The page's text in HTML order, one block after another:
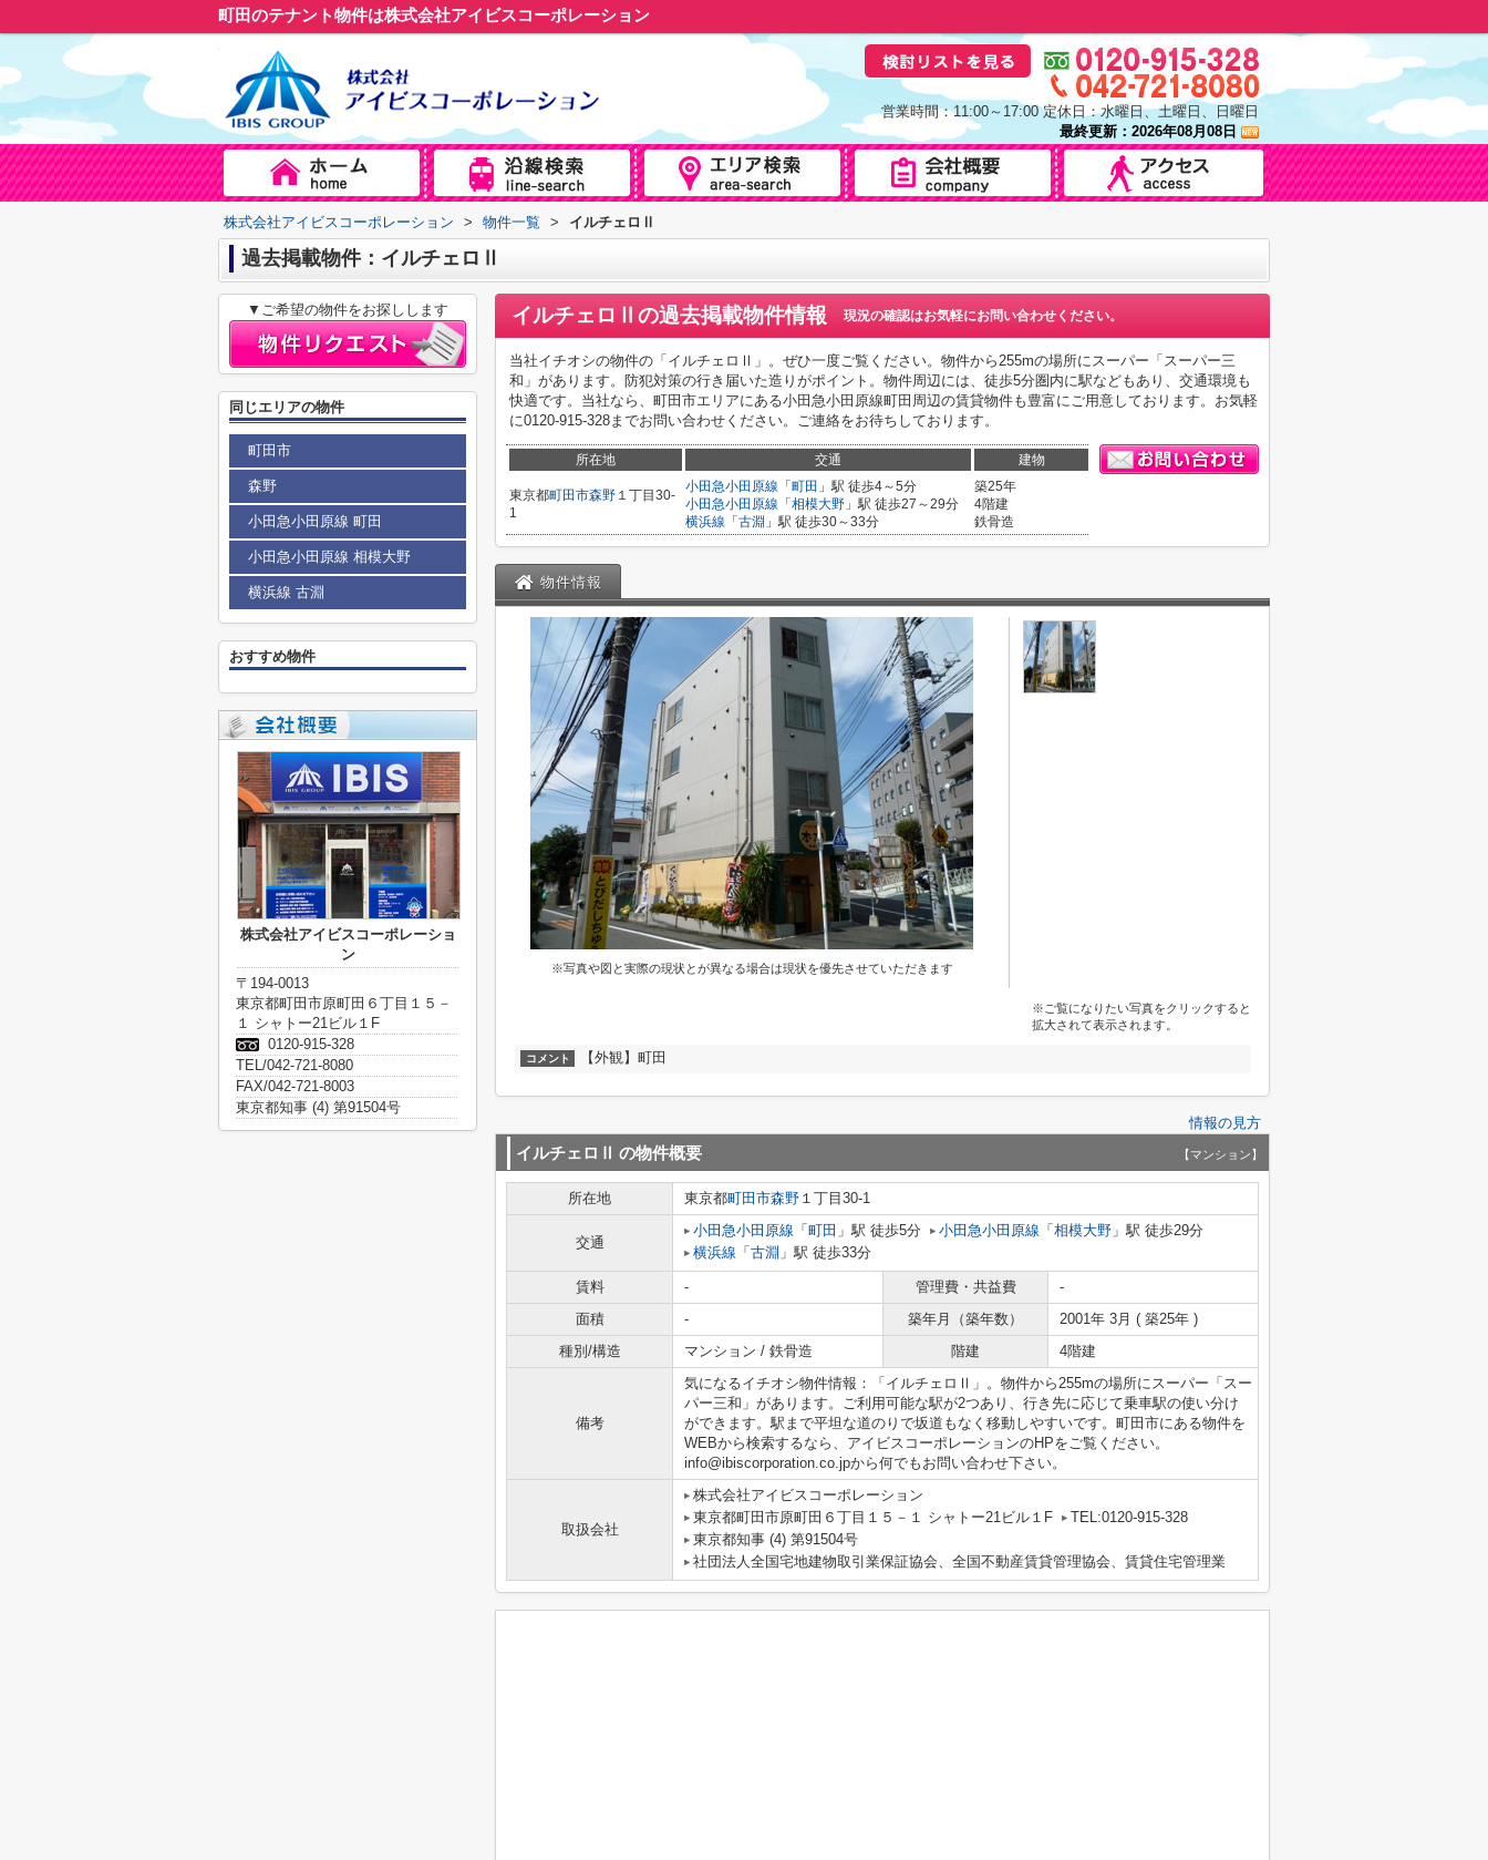
町田のテナント物件は株式会社アイビスコーポレーション
営業時間：11:00～17:00 定休日：水曜日、土曜日、日曜日
最終更新：2026年08月08日
株式会社アイビスコーポレーション > 物件一覧 > イルチェロⅡ
過去掲載物件：イルチェロⅡ
イルチェロⅡ の過去掲載物件情報 現況の確認はお気軽にお問い合わせください。
当社イチオシの物件の「イルチェロⅡ」。ぜひ一度ご覧ください。物件から255mの場所にスーパー「スーパー三
和」があります。防犯対策の行き届いた造りがポイント。物件周辺には、徒歩5分圏内に駅などもあり、交通環境も
快適です。当社なら、町田市エリアにある小田急小田原線町田周辺の賃貸物件も豊富にご用意しております。お気軽
に0120-915-328までお問い合わせください。ご連絡をお待ちしております。
所在地 交通 建物
東京都町田市森野 １丁目30-
1
小田急小田原線 「 町田 」駅 徒歩4～5分
小田急小田原線 「 相模大野 」駅 徒歩27～29分
横浜線 「 古淵 」駅 徒歩30～33分
築25年
4階建
鉄骨造
物件情報
※写真や図と実際の現状とが異なる場合は現状を優先させていただきます
※ご覧になりたい写真をクリックすると
拡大されて表示されます。
コメント 【外観】町田
情報の見方
イルチェロⅡ の物件概要 【マンション】
所在地 東京都町田市森野 １丁目30-1
交通
小田急小田原線 「 町田 」駅 徒歩5分 小田急小田原線 「 相模大野 」駅 徒歩29分
横浜線 「 古淵 」駅 徒歩33分
賃料 - 管理費・共益費
-
面積
- 築年月（築年数）
2001年 3月 ( 築25年 )
種別/構造
マンション / 鉄骨造 階建 4階建
備考
気になるイチオシ物件情報：「イルチェロⅡ」。物件から255mの場所にスーパー「スー
パー三和」があります。ご利用可能な駅が2つあり、行き先に応じて乗車駅の使い分け
ができます。駅まで平坦な道のりで坂道もなく移動しやすいです。町田市にある物件を
WEBから検索するなら、アイビスコーポレーションのHPをご覧ください。
info@ibiscorporation.co.jpから何でもお問い合わせ下さい。
取扱会社
株式会社アイビスコーポレーション
東京都町田市原町田６丁目１５－１ シャトー21ビル１F
TEL:0120-915-328
東京都知事 (4) 第91504号
社団法人全国宅地建物取引業保証協会、全国不動産賃貸管理協会、賃貸住宅管理業
▼ご希望の物件をお探しします
同じエリアの物件
町田市
森野
小田急小田原線 町田
小田急小田原線 相模大野
横浜線 古淵
おすすめ物件
株式会社アイビスコーポレーショ
ン
〒194-0013
東京都町田市原町田６丁目１５－
１ シャトー21ビル１F
0120-915-328
TEL/042-721-8080
FAX/042-721-8003
東京都知事 (4) 第91504号